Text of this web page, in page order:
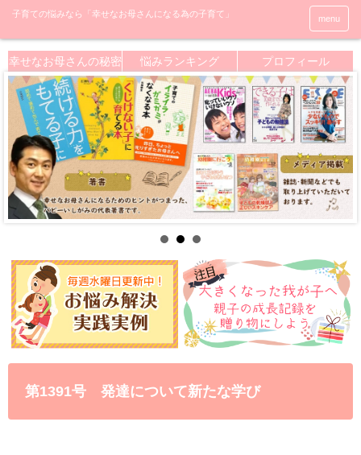
menu
幸せなお母さんの秘密 悩みランキング プロフィール
第1391号 発達について新たな学び